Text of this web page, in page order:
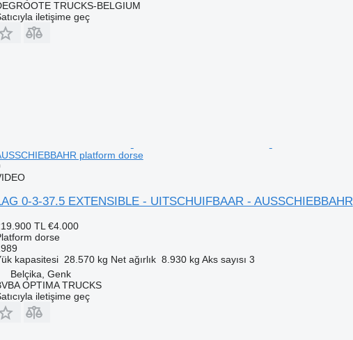
TRUCKS-BELGIUM
iletişime geç
platform dorse
0-3-37.5 EXTENSIBLE - UITSCHUIFBAAR - AUSSCHIEBBAHR
TL €4.000
dorse
kapasitesi 28.570 kg Net ağırlık 8.930 kg Aks sayısı 3
Belçika, Genk
OPTIMA TRUCKS
iletişime geç